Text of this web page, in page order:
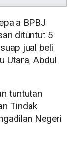
BPBJ
dituntut 5
jual beli
Utara, Abdul
tuntutan
Tindak
Negeri